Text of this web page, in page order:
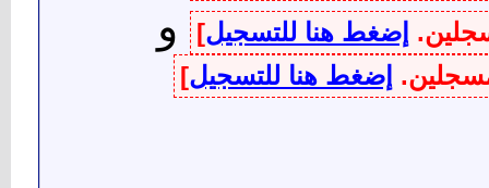
إضغط هنا للتسجيل] و
إضغط هنا للتسجيل]